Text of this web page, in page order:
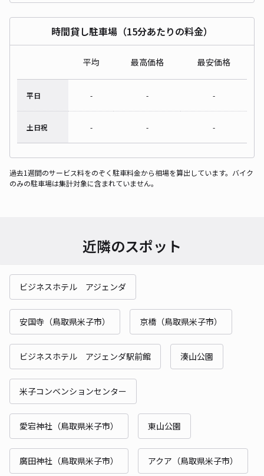
時間貸し駐車場（15分あたりの料金）
平均 最高価格 最安価格
平日 - - -
土日祝 - - -
過去1週間のサービス料をのぞく駐車料金から相場を算出しています。バイク
のみの駐車場は集計対象に含まれていません。
近隣のスポット
ビジネスホテル アジェンダ
安国寺（鳥取県米子市） 京橋（鳥取県米子市）
ビジネスホテル アジェンダ駅前館 湊山公園
米子コンベンションセンター
愛宕神社（鳥取県米子市） 東山公園
廣田神社（鳥取県米子市） アクア（鳥取県米子市）